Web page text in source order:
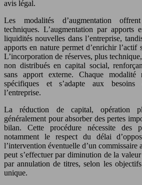
avis légal.
Les modalités d’augmentation
techniques. L’augmentation par apports
liquidités nouvelles dans l’entreprise,
apports en nature permet d’enrichir l’actif
L’incorporation de réserves, plus
non distribués en capital social,
sans apport externe. Chaque
spécifiques et s’adapte aux besoins
l’entreprise.
La réduction de capital, opération
généralement pour absorber des pertes
bilan. Cette procédure nécessite des
notamment le respect du délai
l’intervention éventuelle d’un commissaire
peut s’effectuer par diminution de la
par annulation de titres, selon les
unique.